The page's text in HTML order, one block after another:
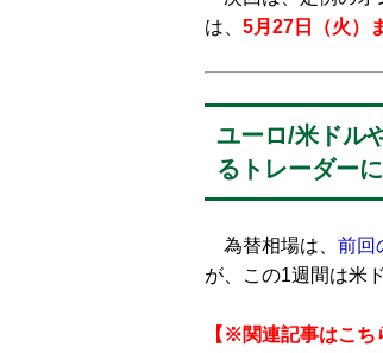
は、 5月27日（火）
ユーロ/米ドル
るトレーダー
為替相場は、 前回
が、この1週間は米
【※関連記事はこち